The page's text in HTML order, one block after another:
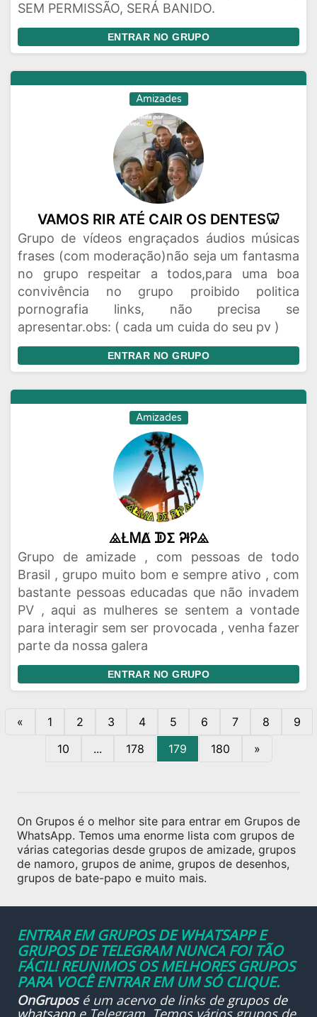
SEM PERMISSÃO, SERÁ BANIDO.
ENTRAR NO GRUPO
Amizades
VAMOS RIR ATÉ CAIR OS DENTES🦷
Grupo de vídeos engraçados áudios músicas
frases (com moderação)não seja um fantasma
no grupo respeitar a todos,para uma boa
convivência no grupo proibido politica
pornografia links, não precisa se
apresentar.obs: ( cada um cuida do seu pv )
ENTRAR NO GRUPO
Amizades
⨻ŁᎷΔ̸ ᗫΣ ᎮłᎮ⨻
Grupo de amizade , com pessoas de todo
Brasil , grupo muito bom e sempre ativo , com
bastante pessoas educadas que não invadem
PV , aqui as mulheres se sentem a vontade
para interagir sem ser provocada , venha fazer
parte da nossa galera
ENTRAR NO GRUPO
« 1 2 3 4 5 6 7 8
9
10
... 178 179 180 »
On Grupos é o melhor site para entrar em Grupos de
WhatsApp. Temos uma enorme lista com grupos de
várias categorias desde grupos de amizade, grupos
de namoro, grupos de anime, grupos de desenhos,
grupos de bate-papo e muito mais.
ENTRAR EM GRUPOS DE WHATSAPP E
GRUPOS DE TELEGRAM NUNCA FOI TÃO
FÁCIL! REUNIMOS OS MELHORES GRUPOS
PARA VOCÊ ENTRAR EM UM SÓ CLIQUE.
OnGruposé um acervo de links de grupos de
whatsappe Telegram. Temos vários grupos de